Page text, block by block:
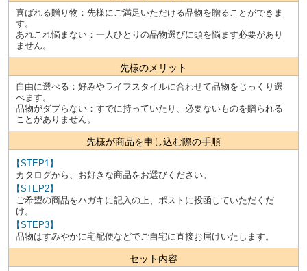
喜ばれる贈り物：先様にご満足いただける品物を贈ることができま
す。
あれこれ悩まない：一人ひとりの品物選びに頭を悩ます必要があり
ません。
先様のメリット
自由に選べる：好みやライフスタイルに合わせて品物をじっくり選
べます。
品物がダブらない：すでに持っていたり、必要ないものを贈られる
ことがありません。
先様が商品を申し込む際の手順
【STEP1】
カタログから、お好きな商品をお選びください。
【STEP2】
ご希望の商品をハガキに記入の上、ポストに投函していただくだ
け。
【STEP3】
品物はすみやかに宅配便などでご自宅に直接お届けいたします。
セット内容